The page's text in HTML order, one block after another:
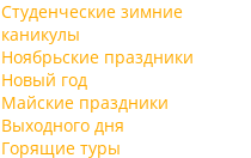
Студенческие зимние
каникулы
Ноябрьские праздники
Новый год
Майские праздники
Выходного дня
Горящие туры